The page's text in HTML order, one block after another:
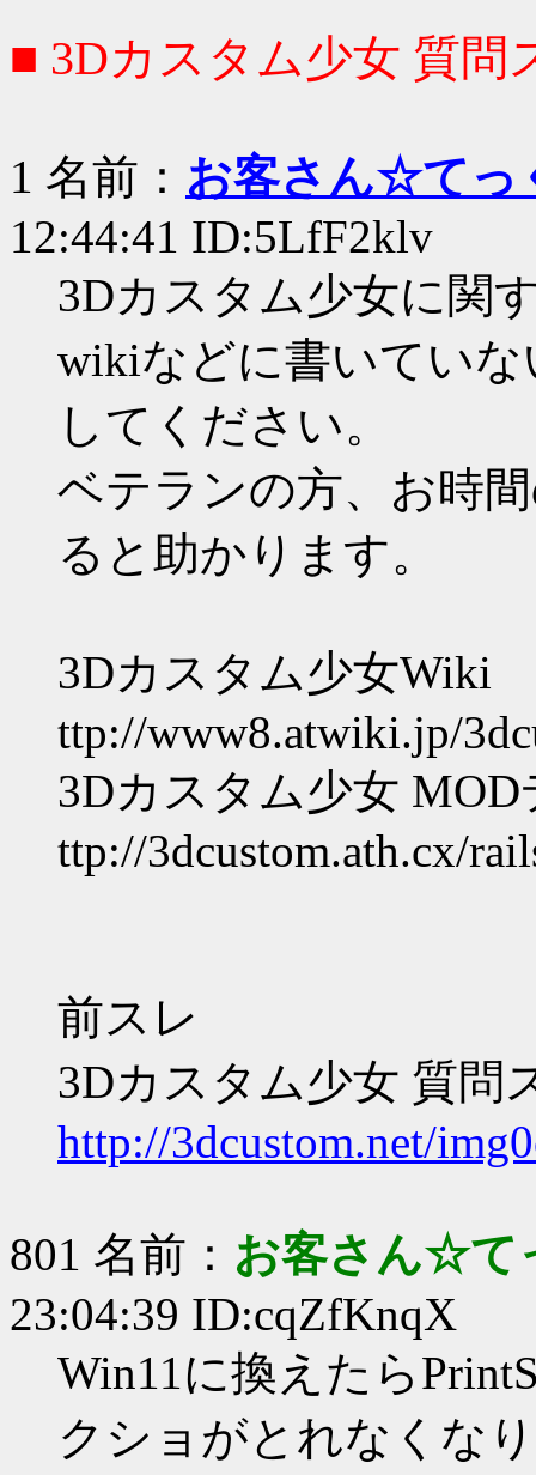
■ 3Dカスタム少女 質問
1 名前： お客さん☆てっ
12:44:41 ID:5LfF2klv
3Dカスタム少女に関
wikiなどに書いてい
してください。
ベテランの方、お時
ると助かります。
3Dカスタム少女Wiki
ttp://www8.atwiki.jp/
3Dカスタム少女
ttp://3dcustom.ath.cx/
前スレ
3Dカスタム少女 質問
http://3dcustom.net/
801 名前： お客さん☆て
23:04:39 ID:cqZfKnqX
Win11に換えたら
クショがとれなくな